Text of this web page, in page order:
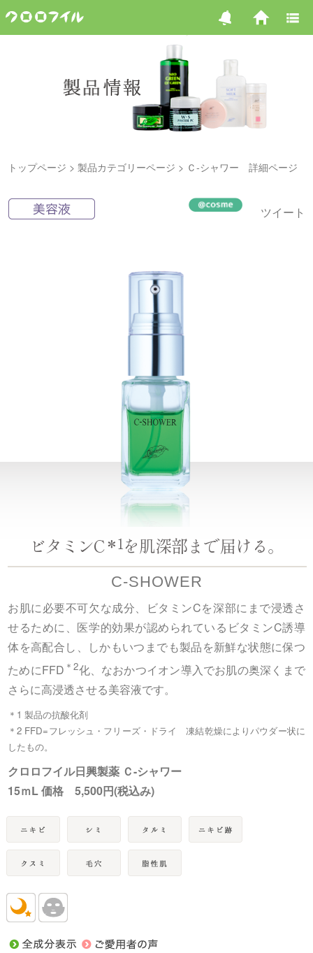
トップページ 製品カテゴリーページ Ｃ-シャワー 詳細ページ
ツイート
ビタミンC＊1を肌深部まで届ける。
C-SHOWER
お肌に必要不可欠な成分、ビタミンCを深部にまで浸透さ
せるために、医学的効果が認められているビタミンC誘導
体を高配合し、しかもいつまでも製品を新鮮な状態に保つ
ためにFFD ＊2化、なおかつイオン導入でお肌の奥深くまで
さらに高浸透させる美容液です。
＊1 製品の抗酸化剤
＊2 FFD=フレッシュ・フリーズ・ドライ 凍結乾燥によりパウダー状に
したもの。
クロロフイル日興製薬 Ｃ-シャワー
15ｍL 価格 5,500円(税込み)